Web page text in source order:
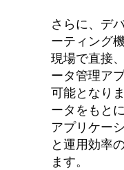
さらに、デ
ーティング
現場で直接
ータ管理ア
可能となり
ータをもと
アプリケー
と運用効率
ます。